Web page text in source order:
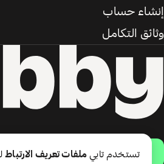
حمّل التطبيق
إنشاء حساب
وثائق التكامل
تستخدم تابي ملفات تعريف الارتباط